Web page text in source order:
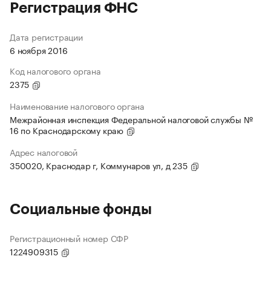
Регистрация ФНС
Дата регистрации
6 ноября 2016
Код налогового органа
2375
Наименование налогового органа
Межрайонная инспекция Федеральной налоговой службы №
16 по Краснодарскому краю
Адрес налоговой
350020, Краснодар г, Коммунаров ул, д 235
Социальные фонды
Регистрационный номер СФР
1224909315